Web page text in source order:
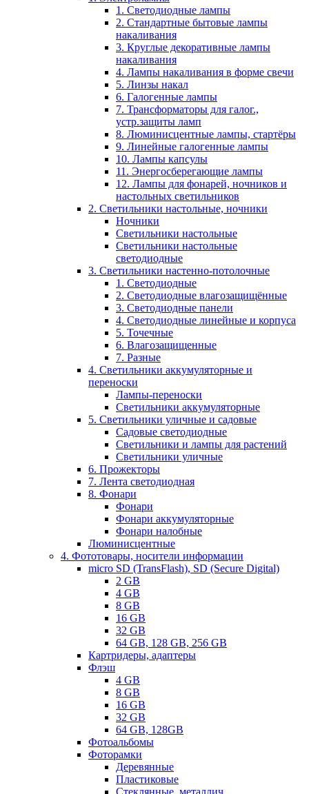
1. Светодиодные лампы
2. Стандартные бытовые лампы
накаливания
3. Круглые декоративные лампы
накаливания
4. Лампы накаливания в форме свечи
5. Линзы накал
6. Галогенные лампы
7. Трансформаторы для галог.,
устр.защиты ламп
8. Люминисцентные лампы, стартёры
9. Линейные галогенные лампы
10. Лампы капсулы
11. Энергосберегающие лампы
12. Лампы для фонарей, ночников и
настольных светильников
2. Светильники настольные, ночники
Ночники
Светильники настольные
Светильники настольные
светодиодные
3. Светильники настенно-потолочные
1. Светодиодные
2. Светодиодные влагозащищённые
3. Светодиодные панели
4. Светодиодные линейные и корпуса
5. Точечные
6. Влагозащищенные
7. Разные
4. Светильники аккумуляторные и
переноски
Лампы-переноски
Светильники аккумуляторные
5. Светильники уличные и садовые
Садовые светодиодные
Светильники и лампы для растений
Светильники уличные
6. Прожекторы
7. Лента светодиодная
8. Фонари
Фонари
Фонари аккумуляторные
Фонари налобные
Люминисцентные
4. Фототовары, носители информации
micro SD (TransFlash), SD (Secure Digital)
2 GB
4 GB
8 GB
16 GB
32 GB
64 GB, 128 GB, 256 GB
Картридеры, адаптеры
Флэш
4 GB
8 GB
16 GB
32 GB
64 GB, 128GB
Фотоальбомы
Фоторамки
Деревянные
Пластиковые
Стеклянные, металлич.